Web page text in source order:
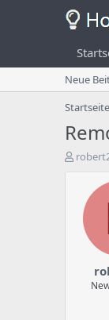
Neue
Startseite
E